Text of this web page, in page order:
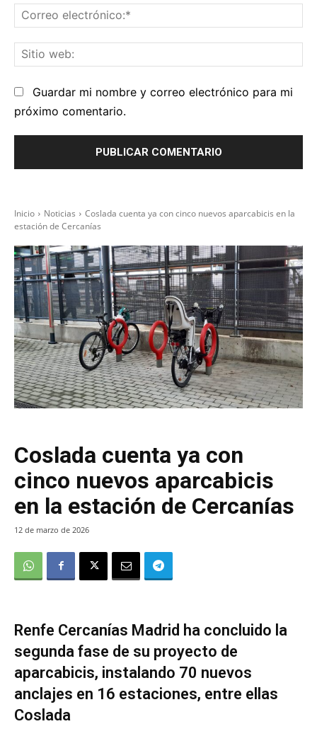
Guardar mi nombre y correo electrónico para mi
próximo comentario.